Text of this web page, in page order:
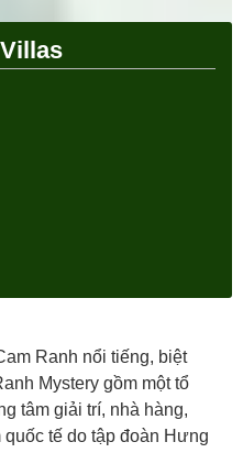
Ranh nổi tiếng, biệt
Mystery gồm một tổ
tâm giải trí, nhà hàng,
tế do tập đoàn Hưng